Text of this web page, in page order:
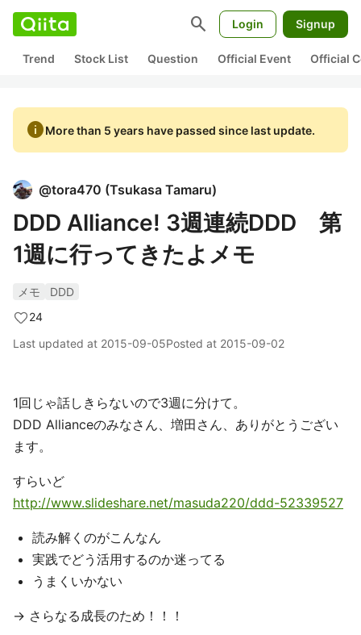
search Login Signup
Trend Stock List Question Official Event Official
infoMore than 5 years have passed since last update.
@tora470 (Tsukasa Tamaru)
DDD Alliance! 3週連続DDD 第
1週に行ってきたよメモ
メモ
DDD
24
Last updated at 2015-09-05Posted at 2015-09-02
1回じゃ話しきらないので3週に分けて。
DDD Allianceのみなさん、増田さん、ありがとうござい
ます。
すらいど
http://www.slideshare.net/masuda220/ddd-52339527
読み解くのがこんなん
実践でどう活用するのか迷ってる
うまくいかない
→ さらなる成長のため！！！